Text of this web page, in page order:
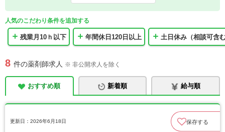
人気のこだわり条件を追加する
残業月10ｈ以下 年間休日120日以上 土日休み（相談可含
8 件の薬剤師求人 ※ 非公開求人を除く
おすすめ順 新着順 給与順
更新日：2026年6月18日 保存する